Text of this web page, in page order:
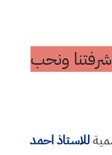
ونحب
للاستاذ احمد